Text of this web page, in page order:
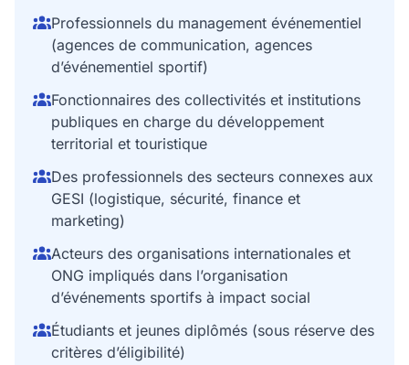
Professionnels du management événementiel
(agences de communication, agences
d’événementiel sportif)
Fonctionnaires des collectivités et institutions
publiques en charge du développement
territorial et touristique
Des professionnels des secteurs connexes aux
GESI (logistique, sécurité, finance et
marketing)
Acteurs des organisations internationales et
ONG impliqués dans l’organisation
d’événements sportifs à impact social
Étudiants et jeunes diplômés (sous réserve des
critères d’éligibilité)